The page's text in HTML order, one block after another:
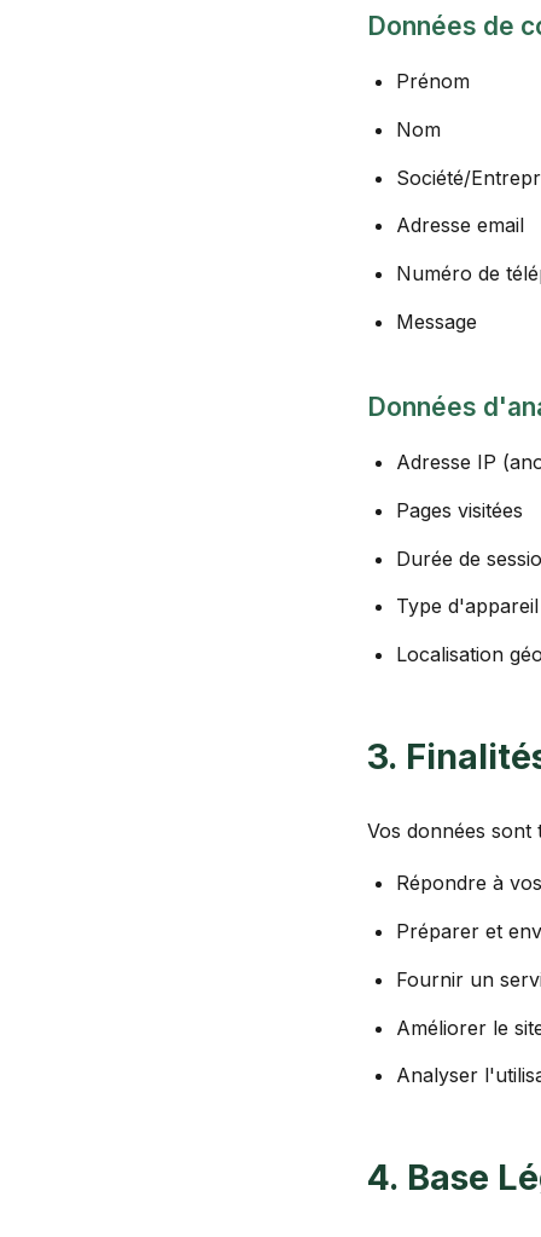
Données de
Prénom
Nom
Société/
Adresse email
Numéro de
Message
Données
Adresse IP
Pages visitées
Durée de
Type
Localisation
3.
Vos données sont
Répondre à
Préparer et
Fournir un
Améliorer le
Analyser
4. Base